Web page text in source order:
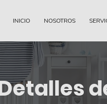
INICIO NOSOTROS